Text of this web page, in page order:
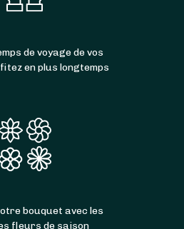
de voyage de vos
en plus longtemps
bouquet avec les
fleurs de saison